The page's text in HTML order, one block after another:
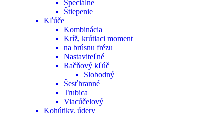
Špeciálne
Štiepenie
Kľúče
Kombinácia
Kríž, krútiaci moment
na brúsnu frézu
Nastaviteľné
Račňový kľúč
Slobodný
Šesťhranné
Trubica
Viacúčelový
Kohútiky, údery